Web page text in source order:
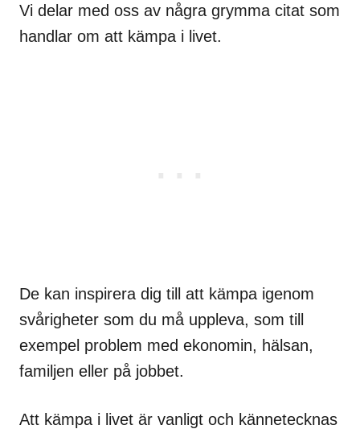
Vi delar med oss av några grymma citat som
handlar om att kämpa i livet.
De kan inspirera dig till att kämpa igenom
svårigheter som du må uppleva, som till
exempel problem med ekonomin, hälsan,
familjen eller på jobbet.
Att kämpa i livet är vanligt och kännetecknas